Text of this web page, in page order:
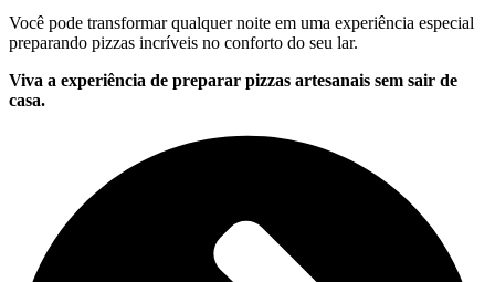
Você pode transformar qualquer noite em uma experiência especial
preparando pizzas incríveis no conforto do seu lar.
Viva a experiência de preparar pizzas artesanais sem sair de
casa.